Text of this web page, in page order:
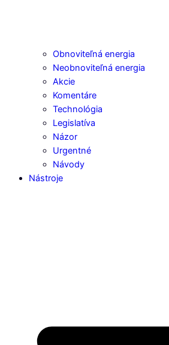
Obnoviteľná energia
Neobnoviteľná energia
Akcie
Komentáre
Technológia
Legislatíva
Názor
Urgentné
Návody
Nástroje